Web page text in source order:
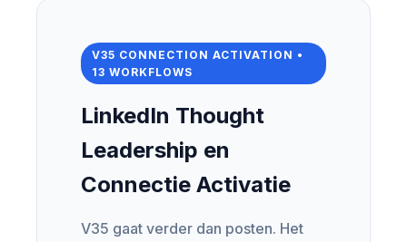
V35 CONNECTION ACTIVATION •
13 WORKFLOWS
LinkedIn Thought
Leadership en
Connectie Activatie
V35 gaat verder dan posten. Het